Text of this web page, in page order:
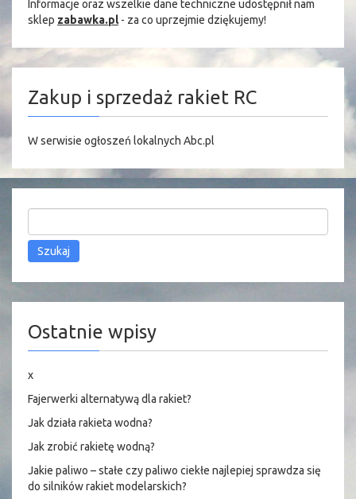
Informacje oraz wszelkie dane techniczne udostępnił nam
sklep zabawka.pl- za co uprzejmie dziękujemy!
Zakup i sprzedaż rakiet RC
W serwisie ogłoszeń lokalnych Abc.pl
Ostatnie wpisy
x
Fajerwerki alternatywą dla rakiet?
Jak działa rakieta wodna?
Jak zrobić rakietę wodną?
Jakie paliwo – stałe czy paliwo ciekłe najlepiej sprawdza się
do silników rakiet modelarskich?